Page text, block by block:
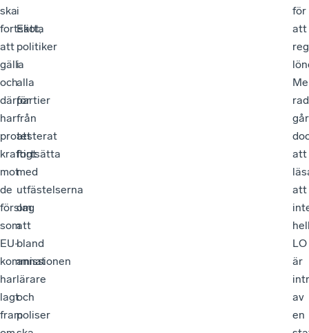
ska
fortsätta
att
gälla
och
därför
har
protesterat
kraftigt
mot
de
förslag
som
EU-
kommissionen
har
lagt
fram
i
Ekot,
politiker
i
alla
partier
från
att
fortsätta
med
utfästelserna
om
att
bland
annat
lärare
och
poliser
för
att
går
att
att
LO
är
av
en